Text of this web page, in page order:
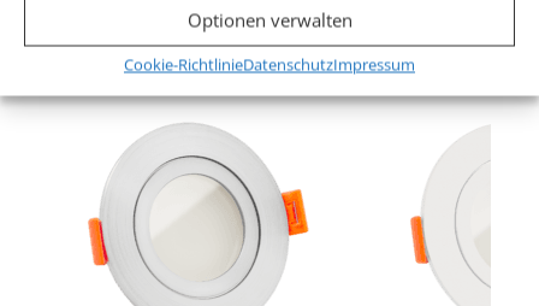
Optionen verwalten
Cookie-RichtlinieDatenschutzImpressum
Abstrahlwinkel
90° Milchglas
Lichtstrom (Lumen)
660lm(2700K (Warmweiß)) 705lm
(Warmweiß))
745lm(4000K (Neutralweiß))
Ähnliche Produkte